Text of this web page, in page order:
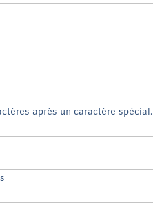
après un caractère spécial.